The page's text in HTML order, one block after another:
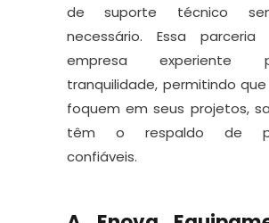
de suporte técnico
necessário. Essa
empresa experiente
tranquilidade, permitindo
foquem em seus projetos,
têm o respaldo de
confiáveis.